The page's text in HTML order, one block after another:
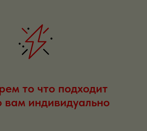
то что подходит
вам индивидуально